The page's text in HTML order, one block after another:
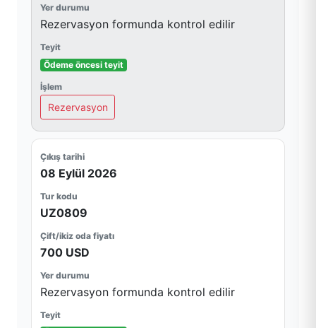
Rezervasyon formunda kontrol edilir
Ödeme öncesi teyit
Rezervasyon
08 Eylül 2026
UZ0809
700 USD
Rezervasyon formunda kontrol edilir